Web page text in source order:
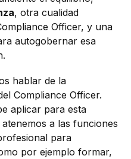
, otra cualidad
Officer, y una
autogobernar esa
hablar de la
Compliance Officer.
aplicar para esta
a las funciones
para
por ejemplo formar,